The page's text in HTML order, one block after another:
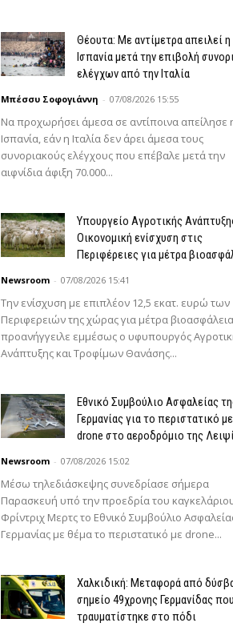
Θέουτα: Με αντίμετρα απειλεί η
Ισπανία μετά την επιβολή
ελέγχων από την Ιταλία
Μπέσσυ Σοφογιάννη - 07/08/2026 15:55
Να προχωρήσει άμεσα σε αντίποινα απείλησε
Ισπανία, εάν η Ιταλία δεν άρει άμεσα τους
συνοριακούς ελέγχους που επέβαλε μετά την
αιφνίδια άφιξη 70.000...
Υπουργείο Αγροτικής
Οικονομική ενίσχυση στις
Περιφέρειες για μέτρα
Newsroom - 07/08/2026 15:41
Την ενίσχυση με επιπλέον 12,5 εκατ. ευρώ των
Περιφερειών της χώρας για μέτρα
προανήγγειλε εμμέσως ο υφυπουργός
Ανάπτυξης και Τροφίμων Θανάσης...
Εθνικό Συμβούλιο Ασφαλείας
Γερμανίας για το περιστατικό με
drone στο αεροδρόμιο της
Newsroom - 07/08/2026 15:02
Μέσω τηλεδιάσκεψης συνεδρίασε σήμερα
Παρασκευή υπό την προεδρία του
Φρίντριχ Μερτς το Εθνικό Συμβούλιο
Γερμανίας με θέμα το περιστατικό με drone...
Χαλκιδική: Μεταφορά από
σημείο 49χρονης Γερμανίδας που
τραυματίστηκε στο πόδι